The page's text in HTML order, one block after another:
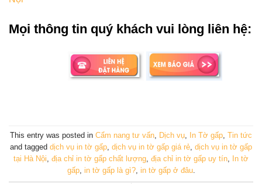
Mọi thông tin quý khách vui lòng liên hệ:
This entry was posted in Cẩm nang tư vấn, Dịch vụ, In Tờ gấp, Tin tức
and tagged dịch vụ in tờ gấp, dịch vụ in tờ gấp giá rẻ, dịch vụ in tờ gấp
tại Hà Nội, địa chỉ in tờ gấp chất lượng, địa chỉ in tờ gấp uy tín,
In tờ
gấp, in tờ gấp là gì?, in tờ gấp ở đâu.